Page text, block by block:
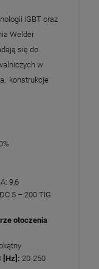
IGBT oraz
Welder
się do
w
konstrukcje
9,6
5 – 200 TIG
otoczenia
[Hz]: 20-250